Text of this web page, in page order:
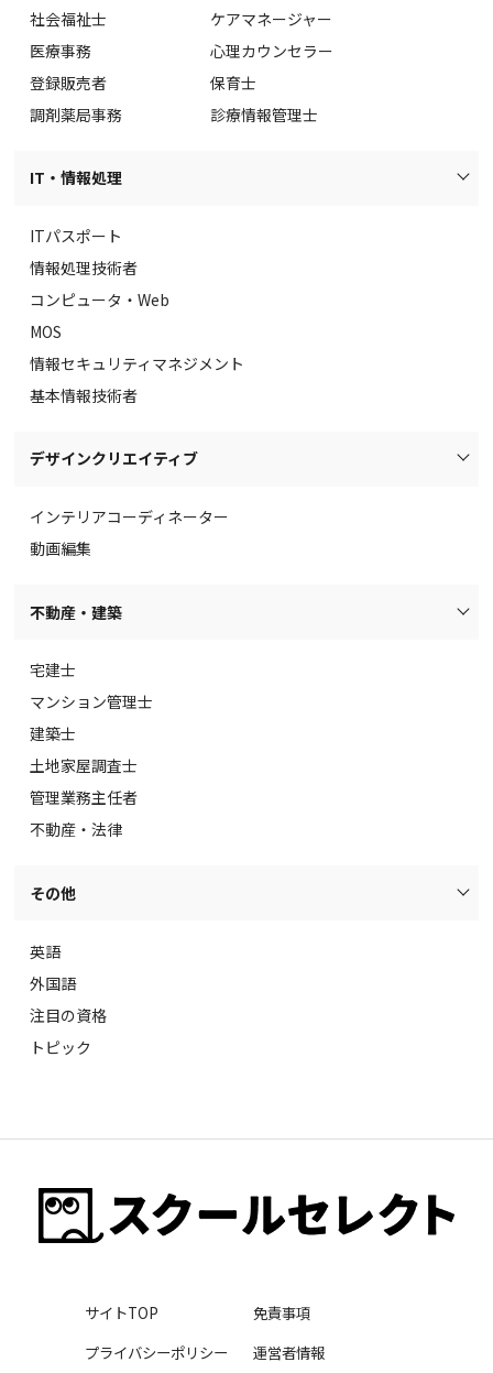
社会福祉士
医療事務
登録販売者
調剤薬局事務
ケアマネージャー
心理カウンセラー
保育士
診療情報管理士
IT・情報処理
ITパスポート
情報処理技術者
コンピュータ・Web
MOS
情報セキュリティマネジメント
基本情報技術者
デザインクリエイティブ
インテリアコーディネーター
動画編集
不動産・建築
宅建士
マンション管理士
建築士
土地家屋調査士
管理業務主任者
不動産・法律
その他
英語
外国語
注目の資格
トピック
サイトTOP
免責事項
プライバシーポリシー
運営者情報